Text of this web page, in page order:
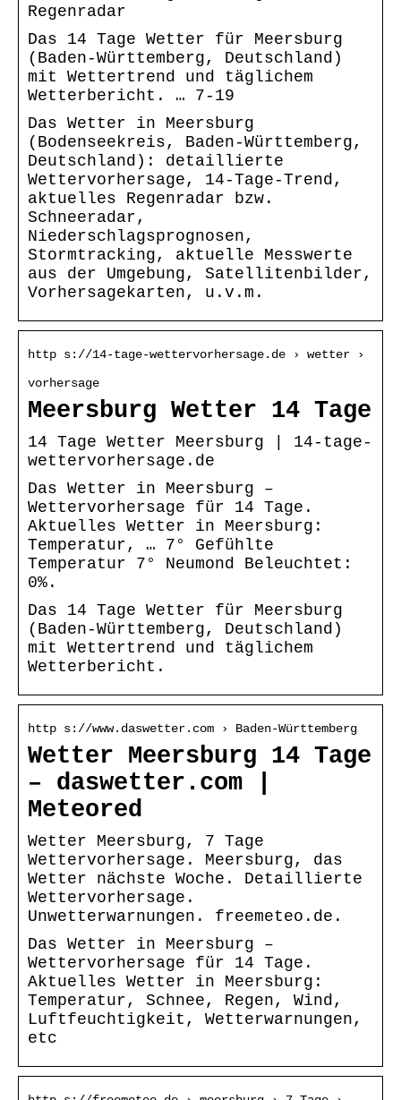
Regenradar
Das 14 Tage Wetter für Meersburg
(Baden-Württemberg, Deutschland)
mit Wettertrend und täglichem
Wetterbericht. … 7-19
Das Wetter in Meersburg
(Bodenseekreis, Baden-Württemberg,
Deutschland): detaillierte
Wettervorhersage, 14-Tage-Trend,
aktuelles Regenradar bzw.
Schneeradar,
Niederschlagsprognosen,
Stormtracking, aktuelle Messwerte
aus der Umgebung, Satellitenbilder,
Vorhersagekarten, u.v.m.
http s://14-tage-wettervorhersage.de › wetter ›
vorhersage
Meersburg Wetter 14 Tage
14 Tage Wetter Meersburg | 14-tage-
wettervorhersage.de
Das Wetter in Meersburg –
Wettervorhersage für 14 Tage.
Aktuelles Wetter in Meersburg:
Temperatur, … 7° Gefühlte
Temperatur 7° Neumond Beleuchtet:
0%.
Das 14 Tage Wetter für Meersburg
(Baden-Württemberg, Deutschland)
mit Wettertrend und täglichem
Wetterbericht.
http s://www.daswetter.com › Baden-Württemberg
Wetter Meersburg 14 Tage
– daswetter.com |
Meteored
Wetter Meersburg, 7 Tage
Wettervorhersage. Meersburg, das
Wetter nächste Woche. Detaillierte
Wettervorhersage.
Unwetterwarnungen. freemeteo.de.
Das Wetter in Meersburg –
Wettervorhersage für 14 Tage.
Aktuelles Wetter in Meersburg:
Temperatur, Schnee, Regen, Wind,
Luftfeuchtigkeit, Wetterwarnungen,
etc